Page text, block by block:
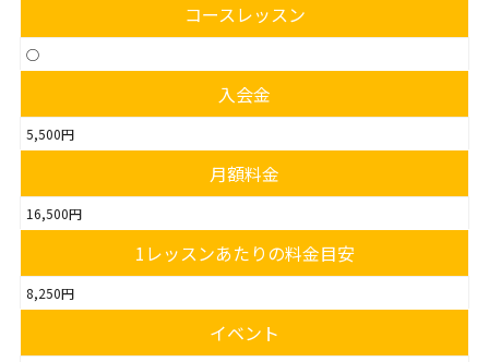
コースレッスン
◯
入会金
5,500円
月額料金
16,500円
1レッスンあたりの料金目安
8,250円
イベント